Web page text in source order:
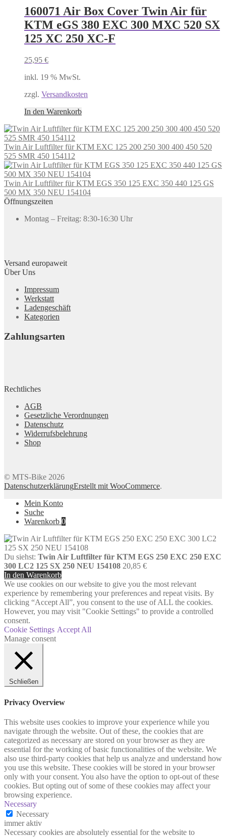
160071 Air Box Cover Twin Air für
KTM eGS 380 EXC 300 MXC 520 SX
125 XC 250 XC-F
25,95 €
inkl. 19 % MwSt.
zzgl. Versandkosten
In den Warenkorb
Twin Air Luftfilter für KTM EXC 125 200 250 300 400 450 520
525 SMR 450 154112
Twin Air Luftfilter für KTM EGS 350 125 EXC 350 440 125 GS
500 MX 350 NEU 154104
Öffnungszeiten
Montag – Freitag: 8:30-16:30 Uhr
Versand europaweit
Über Uns
Impressum
Werkstatt
Ladengeschäft
Kategorien
Zahlungsarten
Rechtliches
AGB
Gesetzliche Verordnungen
Datenschutz
Widerrufsbelehrung
Shop
© MTS-Bike 2026
DatenschutzerklärungErstellt mit WooCommerce.
Mein Konto
Suche
Warenkorb 0
Du siehst: Twin Air Luftfilter für KTM EGS 250 EXC 250 EXC
300 LC2 125 SX 250 NEU 154108 20,85 €
In den Warenkorb
We use cookies on our website to give you the most relevant
experience by remembering your preferences and repeat visits. By
clicking “Accept All”, you consent to the use of ALL the cookies.
However, you may visit "Cookie Settings" to provide a controlled
consent.
Cookie Settings Accept All
Manage consent
Schließen
Privacy Overview
This website uses cookies to improve your experience while you
navigate through the website. Out of these, the cookies that are
categorized as necessary are stored on your browser as they are
essential for the working of basic functionalities of the website. We
also use third-party cookies that help us analyze and understand how
you use this website. These cookies will be stored in your browser
only with your consent. You also have the option to opt-out of these
cookies. But opting out of some of these cookies may affect your
browsing experience.
Necessary
Necessary
immer aktiv
Necessary cookies are absolutely essential for the website to